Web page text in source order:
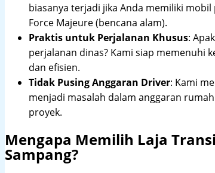
biasanya terjadi jika Anda memiliki
Force Majeure (bencana alam).
Praktis untuk Perjalanan Khusus:
perjalanan dinas? Kami siap memenuhi
dan efisien.
Tidak Pusing Anggaran Driver: Kami
menjadi masalah dalam anggaran
proyek.
Mengapa Memilih Laja
Sampang?